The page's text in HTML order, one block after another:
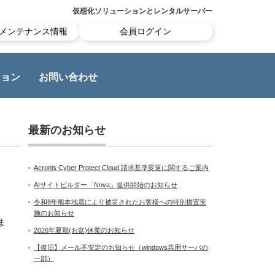
仮想化ソリューションとレンタルサーバー
ンテナンス情報 会員ログイン
ン お問い合わせ
最新のお知らせ
Acronis Cyber Protect Cloud 請求基準変更に関するご案内
AIサイトビルダー「Nova」提供開始のお知らせ
令和8年熊本地震により被災されたお客様への特別措置実
施のお知らせ
2026年夏期(お盆)休業のお知らせ
【復旧】メール不安定のお知らせ（windows共用サーバの
一部）